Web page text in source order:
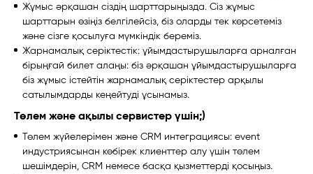
Жұмыс әрқашан сіздің шарттарыңызда. Сіз жұмыс
шарттарын өзіңіз белгілейсіз, біз оларды тек көрсетеміз
және сізге қосылуға мүмкіндік береміз.
Жарнамалық серіктестік: ұйымдастырушыларға арналған
бірыңғай билет алаңы: біз әрқашан ұйымдастырушыларға
біз жұмыс істейтін жарнамалық серіктестер арқылы
сатылымдарды кеңейтуді ұсынамыз.
Төлем және ақылы сервистер үшін;)
Төлем жүйелерімен және CRM интеграциясы: event
индустриясынан көбірек клиенттер алу үшін төлем
шешімдерін, CRM немесе басқа қызметтерді қосыңыз.